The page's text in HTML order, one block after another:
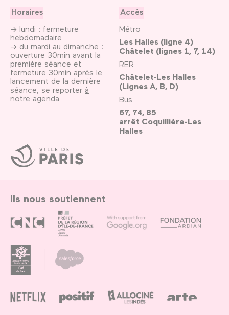
Ville
de
Paris
Horaires
→ lundi : fermeture
hebdomadaire
→ du mardi au dimanche :
ouverture 30min avant la
première séance et
fermeture 30min après le
lancement de la dernière
séance, se reporter à
notre agenda
Accès
Métro
Les Halles (ligne 4)
Châtelet (lignes 1, 7, 14)
RER
Châtelet-Les Halles
(Lignes A, B, D)
Bus
67, 74, 85
arrêt Coquillière-Les
Halles
Ils nous soutiennent